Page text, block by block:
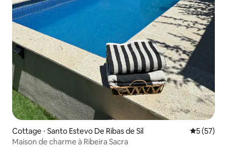
Cottage ⋅ Santo Estevo De Ribas de Sil
5 (57)
Maison de charme à Ribeira Sacra